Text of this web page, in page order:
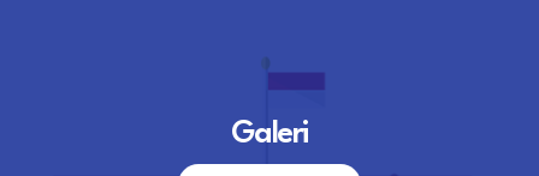
Galeri